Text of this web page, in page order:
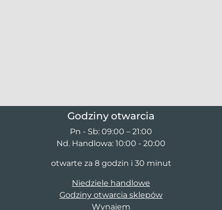
Godziny otwarcia
Pn - Sb: 09:00 – 21:00
Nd. Handlowa: 10:00 - 20:00
otwarte za 8 godzin i 30 minut
Niedziele handlowe
Godziny otwarcia sklepów
Wynajem